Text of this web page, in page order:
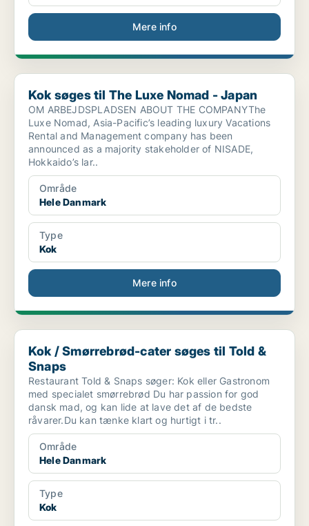
Mere info
Kok søges til The Luxe Nomad - Japan
Kok søges til The Luxe Nomad - Japan
OM ARBEJDSPLADSEN ABOUT THE COMPANYThe
Luxe Nomad, Asia-Pacific’s leading luxury Vacations
Rental and Management company has been
announced as a majority stakeholder of NISADE,
Hokkaido’s lar..
Område
Hele Danmark
Type
Kok
Mere info
Kok / Smørrebrød-cater søges til Told & Snaps
Kok / Smørrebrød-cater søges til Told &
Snaps
Restaurant Told & Snaps søger: Kok eller Gastronom
med specialet smørrebrød Du har passion for god
dansk mad, og kan lide at lave det af de bedste
råvarer.Du kan tænke klart og hurtigt i tr..
Område
Hele Danmark
Type
Kok